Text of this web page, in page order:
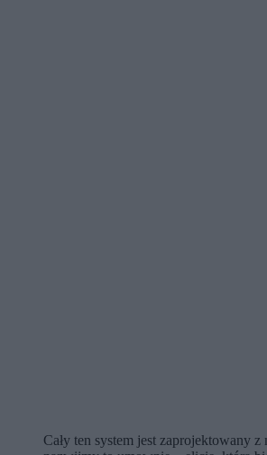
Cały ten system jest zaprojektowany z